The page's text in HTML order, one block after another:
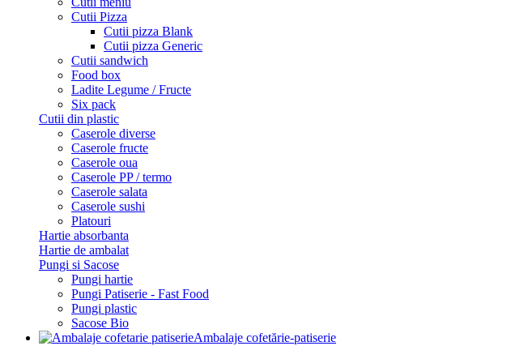
Cutii Pizza
Cutii pizza Blank
Cutii pizza Generic
Cutii sandwich
Food box
Ladite Legume / Fructe
Six pack
Cutii din plastic
Caserole diverse
Caserole fructe
Caserole oua
Caserole PP / termo
Caserole salata
Caserole sushi
Platouri
Hartie absorbanta
Hartie de ambalat
Pungi si Sacose
Pungi hartie
Pungi Patiserie - Fast Food
Pungi plastic
Sacose Bio
Ambalaje cofetărie-patiserie